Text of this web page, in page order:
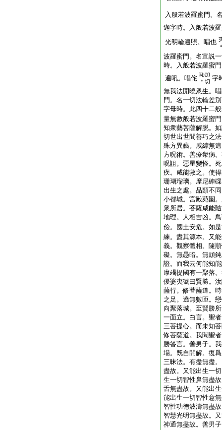
入般若波羅蜜門。
迦字時。入般若波
光明輪遍照。唱也
波羅蜜門。名宣説
時。入般若波羅蜜
遍吼。唱侘 恥加
＊切 字
無我法開曉衆生。
門。名一切法輪差
字母時。此四十二
量無數般若波羅蜜
知衆藝菩薩解脱。
切世出世間善巧之
殊方異藝。咸綜無
方呪術。善療衆病
呪詛。惡星變怪。
疾。咸能救之。使
珊瑚瑠璃。摩尼硨
出生之處。品類不
小都城。宮殿苑園
衆所居。菩薩咸能
地理。人相吉凶。
儉。國土安危。如
練。盡其源本。又
義。觀察體相。隨
礙。無愚暗。無頑
證。而我云何能知
摩竭提國有一聚落
優婆夷號曰賢勝。
薩行。修菩薩道。
之足。遶無數匝。
向聚落城。至賢勝
一面立。白言。聖
三菩提心。而未知
修菩薩道。我聞聖
勝答言。善男子。
場。既自開解。復
三昧法。有盡無盡
盡故。又能出生一
生一切智性鼻無盡
舌無盡故。又能出
能出生一切智性意
智性功徳波濤無盡
智慧光明無盡故。
神通無盡故。善男